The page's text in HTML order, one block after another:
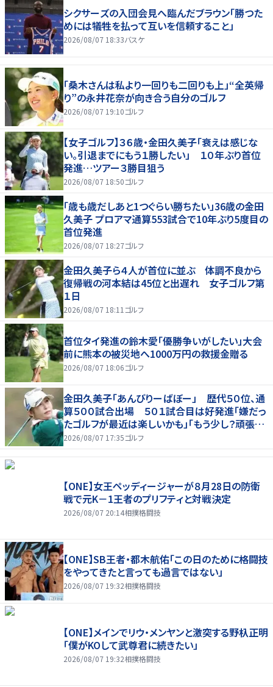
シクサーズの入団会見へ臨んだブラウン「勝つた
めには犠牲を払って互いを信頼すること」
2026/08/07 18:33バスケ
「桑木さんは私より一回りも二回りも上」“全英帰
り”の永井花奈が向き合う自分のゴルフ
2026/08/07 19:10ゴルフ
【女子ゴルフ】３６歳・金田久美子「衰えは感じな
い。引退までにもう１勝したい」 １０年ぶり首位
発進…ツアー３勝目狙う
2026/08/07 18:50ゴルフ
「歳も歳だしあと1つぐらい勝ちたい」36歳の金田
久美子 プロアマ通算553試合で10年ぶり5度目の
首位発進
2026/08/07 18:27ゴルフ
金田久美子ら４人が首位に並ぶ 体調不良から
復帰戦の河本結は45位と出遅れ 女子ゴルフ第
１日
2026/08/07 18:11 ゴルフ
首位タイ発進の鈴木愛「優勝争いがしたい」大会
前に熊本の被災地へ1000万円の救援金贈る
2026/08/07 18:06ゴルフ
金田久美子「あんびりーばぼー」 歴代５０位、通
算５００試合出場 ５０１試合目は好発進「嫌だっ
たゴルフが最近は楽しいかも」「もう少し？頑張り
たいな」
2026/08/07 17:35ゴルフ
【ONE】女王ペッディージャーが８月28日の防衛
戦で元K－1王者のプリフティと対戦決定
2026/08/07 20:14相撲格闘技
【ONE】SB王者・都木航佑「この日のために格闘技
をやってきたと言っても過言ではない」
2026/08/07 19:32相撲格闘技
【ONE】メインでリウ・メンヤンと激突する野杁正明
「僕がKOして武尊君に続きたい」
2026/08/07 19:32相撲格闘技